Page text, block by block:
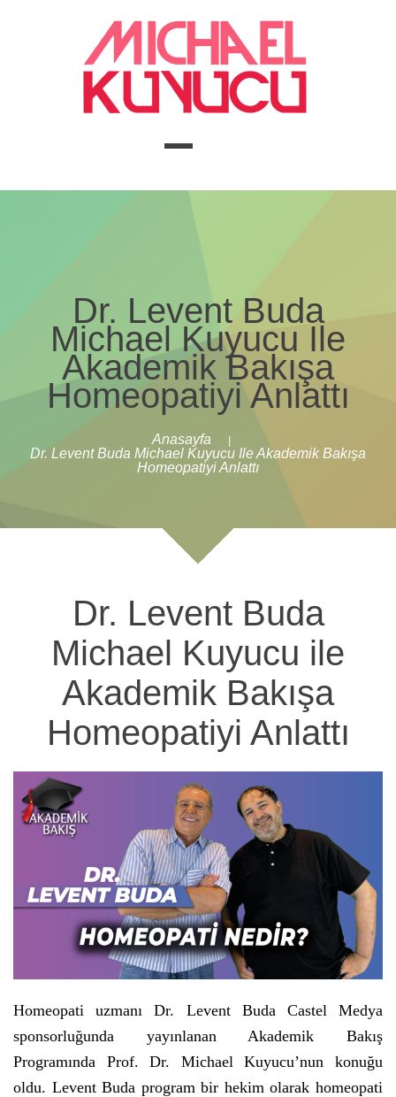
Dr. Levent Buda
Michael Kuyucu Ile
Akademik Bakışa
Homeopatiyi Anlattı
Anasayfa
Dr. Levent Buda Michael Kuyucu Ile Akademik Bakışa
Homeopatiyi Anlattı
Dr. Levent Buda
Michael Kuyucu ile
Akademik Bakışa
Homeopatiyi Anlattı
Homeopati uzmanı Dr. Levent Buda Castel Medya
sponsorluğunda yayınlanan Akademik Bakış
Programında Prof. Dr. Michael Kuyucu’nun konuğu
oldu. Levent Buda program bir hekim olarak homeopati